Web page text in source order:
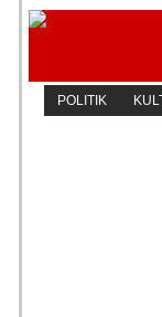
POLITIK